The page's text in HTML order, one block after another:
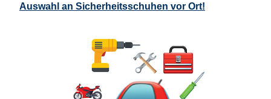
Auswahl an Sicherheitsschuhen vor Ort!